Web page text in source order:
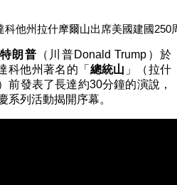
科他州拉什摩爾山出席美國建國250
特朗普 （川普Donald Trump）於
科他州著名的「 總統山 」（拉什
前發表了長達約30分鐘的演說，
系列活動揭開序幕。